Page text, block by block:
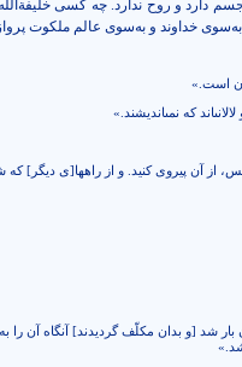
دارد و روح ندارد. چه کسی
خداوند و به‌سوی عالم ملکوت
پس، از آن پيروى كنيد. و از راه‏ها[ى ديگر] كه
بار شد [و بدان مكلّف گرديدند] آنگاه آن را